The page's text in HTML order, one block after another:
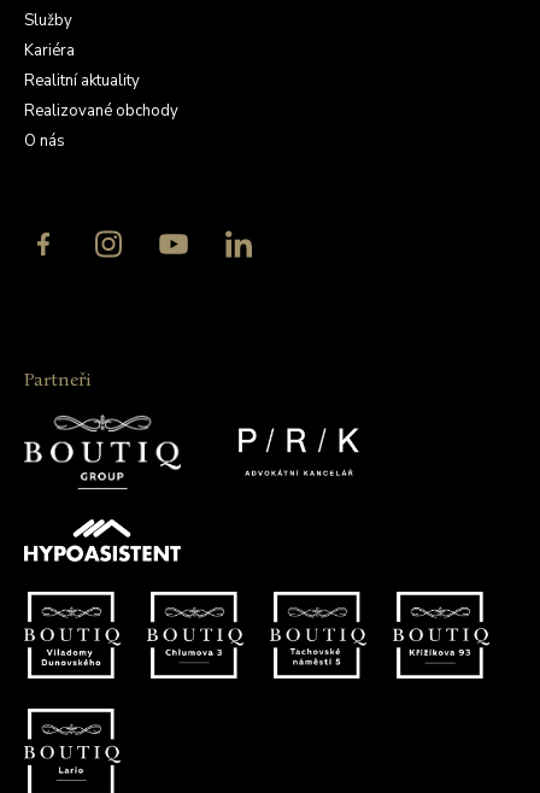
Služby
Kariéra
Realitní aktuality
Realizované obchody
O nás
Partneři